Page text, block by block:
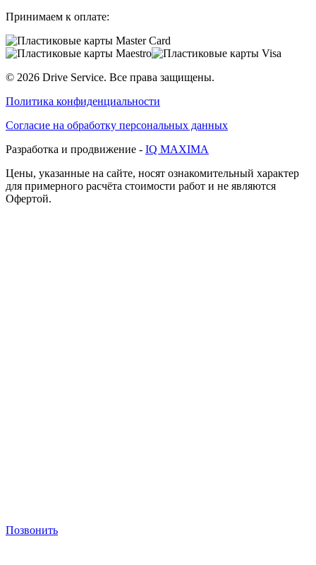
Принимаем к оплате:
© 2026 Drive Service. Все права защищены.
Политика конфиденциальности
Согласие на обработку персональных данных
Разработка и продвижение - IQ MAXIMA
Цены, указанные на сайте, носят ознакомительный характер
для примерного расчёта стоимости работ и не являются
Офертой.
Позвонить